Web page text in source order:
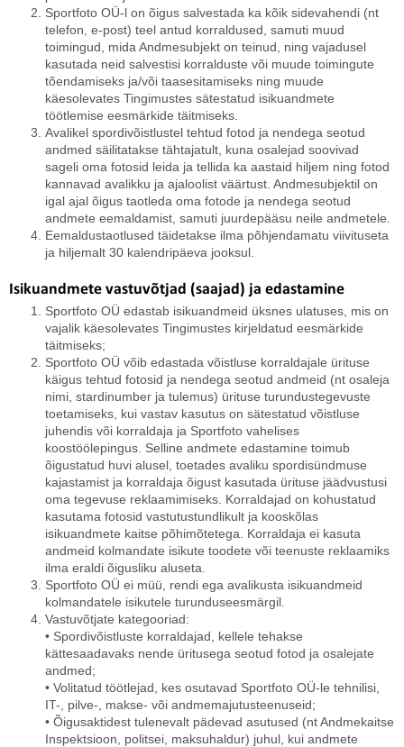
Sportfoto OÜ-l on õigus salvestada ka kõik sidevahendi (nt
telefon, e-post) teel antud korraldused, samuti muud
toimingud, mida Andmesubjekt on teinud, ning vajadusel
kasutada neid salvestisi korralduste või muude toimingute
tõendamiseks ja/või taasesitamiseks ning muude
käesolevates Tingimustes sätestatud isikuandmete
töötlemise eesmärkide täitmiseks.
Avalikel spordivõistlustel tehtud fotod ja nendega seotud
andmed säilitatakse tähtajatult, kuna osalejad soovivad
sageli oma fotosid leida ja tellida ka aastaid hiljem ning fotod
kannavad avalikku ja ajaloolist väärtust. Andmesubjektil on
igal ajal õigus taotleda oma fotode ja nendega seotud
andmete eemaldamist, samuti juurdepääsu neile andmetele.
Eemaldustaotlused täidetakse ilma põhjendamatu viivituseta
ja hiljemalt 30 kalendripäeva jooksul.
Isikuandmete vastuvõtjad (saajad) ja edastamine
Sportfoto OÜ edastab isikuandmeid üksnes ulatuses, mis on
vajalik käesolevates Tingimustes kirjeldatud eesmärkide
täitmiseks;
Sportfoto OÜ võib edastada võistluse korraldajale ürituse
käigus tehtud fotosid ja nendega seotud andmeid (nt osaleja
nimi, stardinumber ja tulemus) ürituse turundustegevuste
toetamiseks, kui vastav kasutus on sätestatud võistluse
juhendis või korraldaja ja Sportfoto vahelises
koostöölepingus. Selline andmete edastamine toimub
õigustatud huvi alusel, toetades avaliku spordisündmuse
kajastamist ja korraldaja õigust kasutada ürituse jäädvustusi
oma tegevuse reklaamimiseks. Korraldajad on kohustatud
kasutama fotosid vastutustundlikult ja kooskõlas
isikuandmete kaitse põhimõtetega. Korraldaja ei kasuta
andmeid kolmandate isikute toodete või teenuste reklaamiks
ilma eraldi õigusliku aluseta.
Sportfoto OÜ ei müü, rendi ega avalikusta isikuandmeid
kolmandatele isikutele turunduseesmärgil.
Vastuvõtjate kategooriad:
• Spordivõistluste korraldajad, kellele tehakse
kättesaadavaks nende üritusega seotud fotod ja osalejate
andmed;
• Volitatud töötlejad, kes osutavad Sportfoto OÜ-le tehnilisi,
IT-, pilve-, makse- või andmemajutusteenuseid;
• Õigusaktidest tulenevalt pädevad asutused (nt Andmekaitse
Inspektsioon, politsei, maksuhaldur) juhul, kui andmete